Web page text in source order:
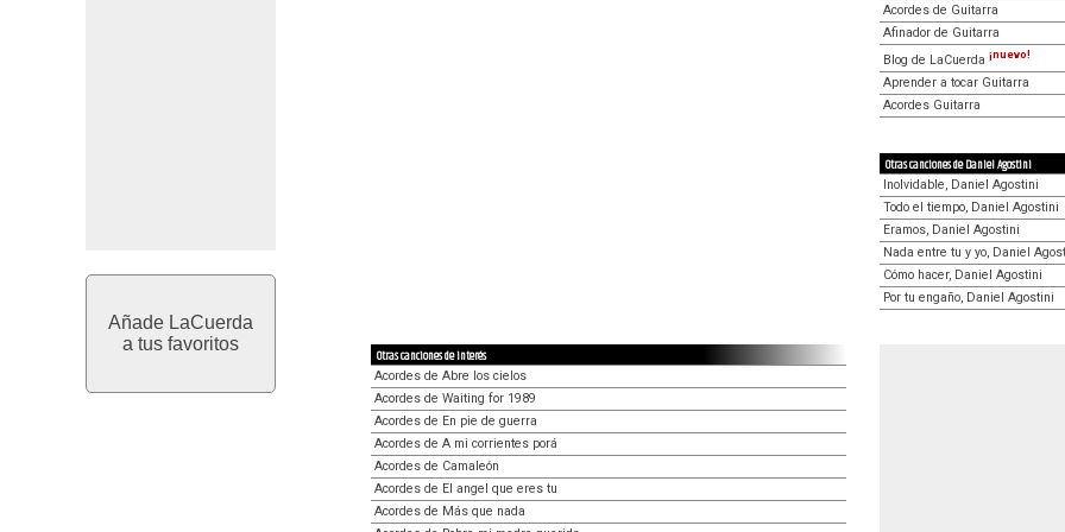
Añade LaCuerda
a tus favoritos
Acordes de Guitarra
Afinador de Guitarra
Blog de LaCuerda ¡nuevo!
Aprender a tocar Guitarra
Acordes Guitarra
Otras canciones de Daniel Agostini
Inolvidable, Daniel Agostini
Todo el tiempo, Daniel Agostini
Eramos, Daniel Agostini
Nada entre tu y yo, Daniel
Cómo hacer, Daniel Agostini
Por tu engaño, Daniel Agostini
Otras canciones de interés
Acordes de Abre los cielos
Acordes de Waiting for 1989
Acordes de En pie de guerra
Acordes de A mi corrientes porá
Acordes de Camaleón
Acordes de El angel que eres tu
Acordes de Más que nada